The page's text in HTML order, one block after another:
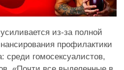
из-за полной
профилактики
среди гомосексуалистов,